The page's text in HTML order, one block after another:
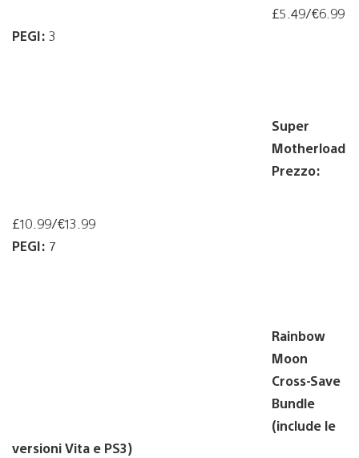
£5.49/€6.99
PEGI: 3
Super
Motherload
Prezzo:
£10.99/€13.99
PEGI: 7
Rainbow
Moon
Cross-Save
Bundle
(include le
versioni Vita e PS3)